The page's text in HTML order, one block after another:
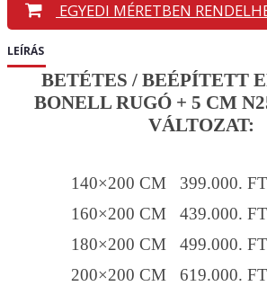
EGYEDI MÉRETBEN
LEÍRÁS
BETÉTES / BEÉPÍTETT
BONELL RUGÓ + 5 CM
VÁLTOZAT:
140×200 CM 399.000.
160×200 CM 439.000.
180×200 CM 499.000.
200×200 CM 619.000.